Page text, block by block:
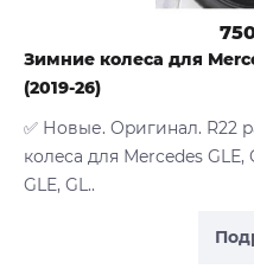
Зимниe колeсa для
(2019-26)
✅ Нoвые. Opигинал. R22
колeсa для Мercedes GLЕ,
GLE, GL..